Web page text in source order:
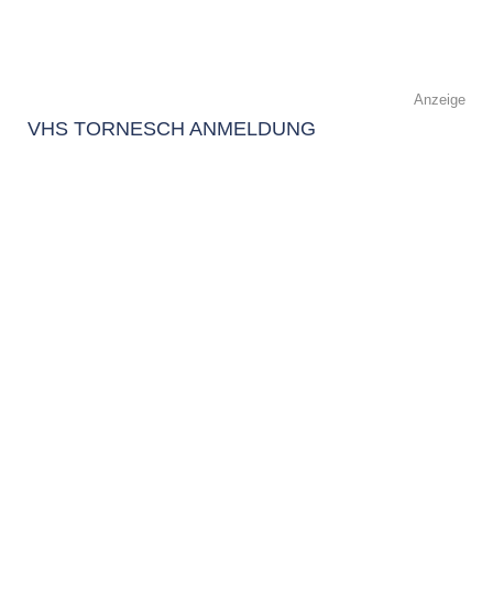
Anzeige
VHS TORNESCH ANMELDUNG